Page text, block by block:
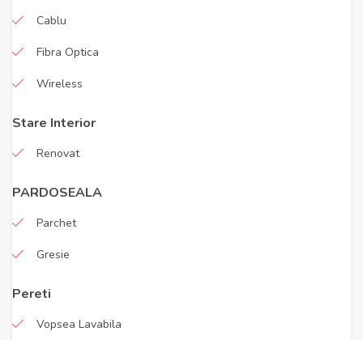
Cablu
Fibra Optica
Wireless
Stare Interior
Renovat
PARDOSEALA
Parchet
Gresie
Pereti
Vopsea Lavabila